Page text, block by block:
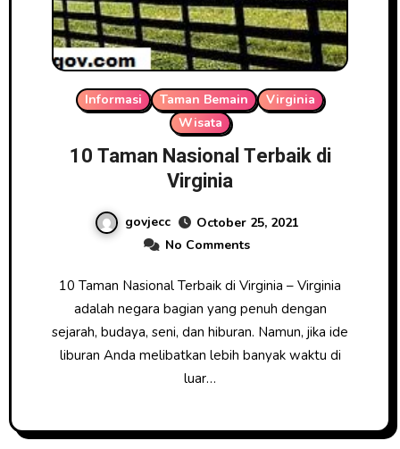
Informasi Taman Bemain
Virginia
Wisata
10 Taman Nasional Terbaik di
Virginia
govjecc
October 25, 2021
No Comments
10 Taman Nasional Terbaik di Virginia – Virginia
adalah negara bagian yang penuh dengan
sejarah, budaya, seni, dan hiburan. Namun, jika ide
liburan Anda melibatkan lebih banyak waktu di
luar…